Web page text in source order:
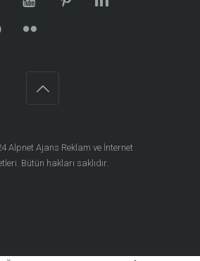
Alpnet Ajans Reklam ve İnternet
. Bütün hakları saklıdır.